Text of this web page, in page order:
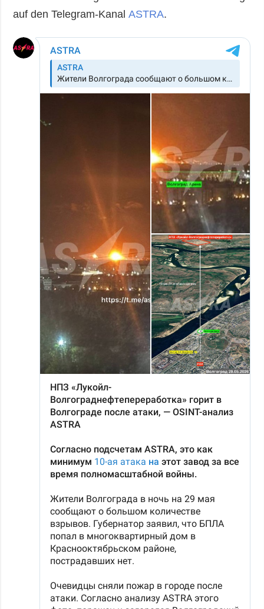
auf den Telegram-KanalASTRA.